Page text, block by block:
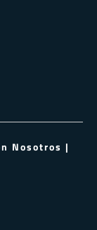
Nosotros |